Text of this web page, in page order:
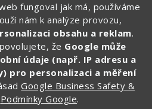
fungoval jak má, používáme
nám k analýze provozu,
obsahu a reklam.
že Google může
údaje (např. IP adresu a
pro personalizaci a měření
Google Business Safety &
Podmínky Google.